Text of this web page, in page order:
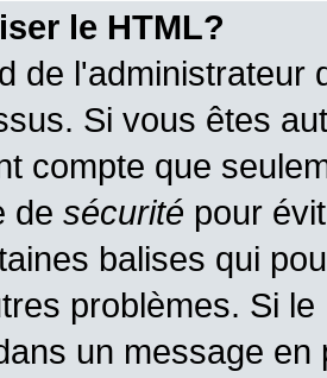
le HTML?
de l'administrateur
Si vous êtes
compte que
de sécurité pour
balises qui
problèmes. Si
un message